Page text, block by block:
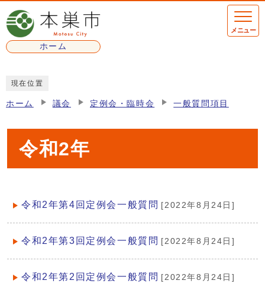
ページの先頭です
ホーム
メニュー
現在位置
ホーム 議会 定例会・臨時会 一般質問項目
令和2年
メインメニュー
令和2年第4回定例会一般質問 [2022年8月24日]
令和2年第3回定例会一般質問 [2022年8月24日]
令和2年第2回定例会一般質問 [2022年8月24日]